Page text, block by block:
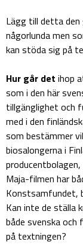
Lägg till detta den
någorlunda men
kan stöda sig på
Hur går det ihop
som i den här
tillgänglighet och
med i den
som bestämmer
biosalongerna i
Maja-filmen har
Konstsamfundet,
Kan inte de ställa
både svenska och
på textningen?